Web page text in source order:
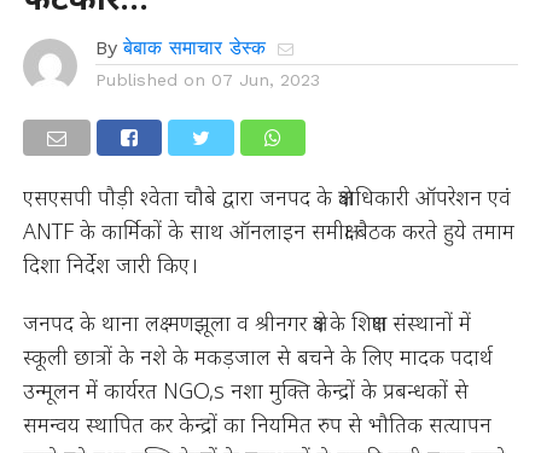
By बेबाक समाचार डेस्क
Published on 07 Jun, 2023
एसएसपी पौड़ी श्वेता चौबे द्वारा जनपद के क्षेत्राधिकारी ऑपरेशन एवं
ANTF के कार्मिकों के साथ ऑनलाइन समीक्षा बैठक करते हुये तमाम
दिशा निर्देश जारी किए।
जनपद के थाना लक्ष्मणझूला व श्रीनगर क्षेत्र के शिक्षण संस्थानों में
स्कूली छात्रों के नशे के मकड़जाल से बचने के लिए मादक पदार्थ
उन्मूलन में कार्यरत NGO,s नशा मुक्ति केन्द्रों के प्रबन्धकों से
समन्वय स्थापित कर केन्द्रों का नियमित रुप से भौतिक सत्यापन